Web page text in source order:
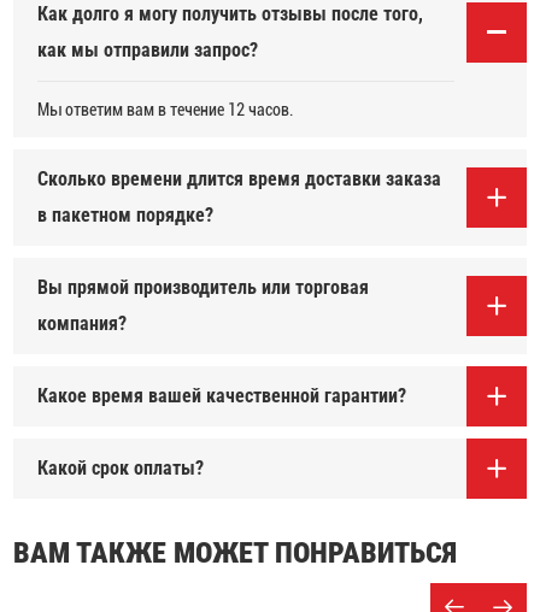
Как долго я могу получить отзывы после того,
как мы отправили запрос?
Мы ответим вам в течение 12 часов.
Сколько времени длится время доставки заказа
в пакетном порядке?
Вы прямой производитель или торговая
компания?
Какое время вашей качественной гарантии?
Какой срок оплаты?
ВАМ ТАКЖЕ МОЖЕТ ПОНРАВИТЬСЯ